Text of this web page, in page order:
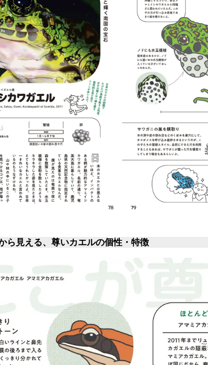
ら見える、尊いカエルの個性・特徴